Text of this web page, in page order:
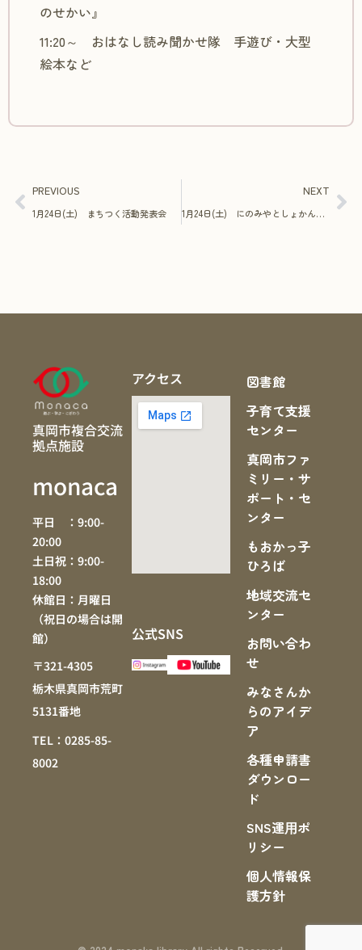
のせかい』
11:20～ おはなし読み聞かせ隊 手遊び・大型
絵本など
PREVIOUS
1月24日(土) まちつく活動発表会
NEXT
1月24日(土) にのみやとしょかんおはなし会
真岡市複合交流
拠点施設
monaca
平日 ：9:00-
20:00
土日祝：9:00-
18:00
休館日：月曜日
（祝日の場合は開
館）
〒321-4305
栃木県真岡市荒町
5131番地
TEL：0285-85-
8002
アクセス
公式SNS
図書館
子育て支援
センター
真岡市ファ
ミリー・サ
ポート・セ
ンター
もおかっ子
ひろば
地域交流セ
ンター
お問い合わ
せ
みなさんか
らのアイデ
ア
各種申請書
ダウンロー
ド
SNS運⽤ポ
リシー
個人情報保
護方針